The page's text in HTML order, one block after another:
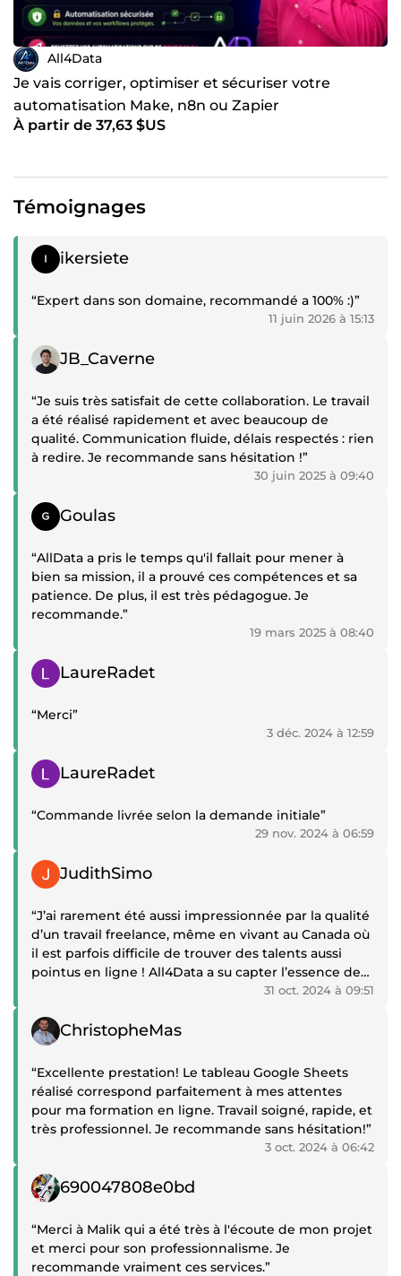
All4Data
Je vais corriger, optimiser et sécuriser votre
automatisation Make, n8n ou Zapier
À partir de 37,63 $US
Témoignages
Témoignage positif
ikersiete
“Expert dans son domaine, recommandé a 100% :)”
11 juin 2026 à 15:13
Témoignage positif
JB_Caverne
“Je suis très satisfait de cette collaboration. Le travail
a été réalisé rapidement et avec beaucoup de
qualité. Communication fluide, délais respectés : rien
à redire. Je recommande sans hésitation !”
30 juin 2025 à 09:40
Témoignage positif
Goulas
“AllData a pris le temps qu'il fallait pour mener à
bien sa mission, il a prouvé ces compétences et sa
patience. De plus, il est très pédagogue. Je
recommande.”
19 mars 2025 à 08:40
Témoignage positif
LaureRadet
“Merci”
3 déc. 2024 à 12:59
Témoignage positif
LaureRadet
“Commande livrée selon la demande initiale”
29 nov. 2024 à 06:59
Témoignage positif
JudithSimo
“J’ai rarement été aussi impressionnée par la qualité
d’un travail freelance, même en vivant au Canada où
il est parfois difficile de trouver des talents aussi
pointus en ligne ! All4Data a su capter l’essence de
mon programme dès le départ et m’a livré un travail
Son écoute attentive et son sens du détail sont
remarquables, ce qui est rare à trouver. Le tout à un
tarif plus que raisonnable pour un résultat aussi
pointu. Je compte bien travailler encore et encore
avec lui pour mes futurs besoins. Si vous cherchez
quelqu’un qui maîtrise son domaine et dépasse les
standards habituels, je vous le recommande
exceptionnel
Merci encore.”
31 oct. 2024 à 09:51
Témoignage positif
ChristopheMas
“Excellente prestation! Le tableau Google Sheets
réalisé correspond parfaitement à mes attentes
pour ma formation en ligne. Travail soigné, rapide, et
très professionnel. Je recommande sans hésitation!”
3 oct. 2024 à 06:42
Témoignage positif
690047808e0bd
“Merci à Malik qui a été très à l'écoute de mon projet
et merci pour son professionnalisme. Je
recommande vraiment ces services.”